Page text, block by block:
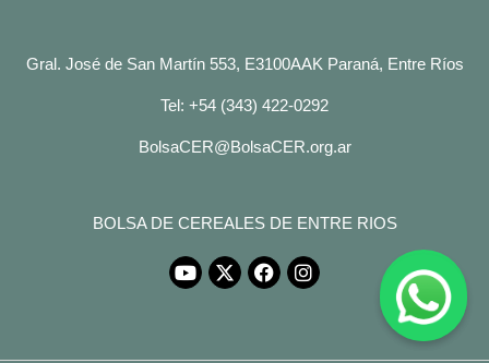
Gral. José de San Martín 553, E3100AAK Paraná, Entre Ríos
Tel: +54 (343) 422-0292
BolsaCER@BolsaCER.org.ar
BOLSA DE CEREALES DE ENTRE RIOS